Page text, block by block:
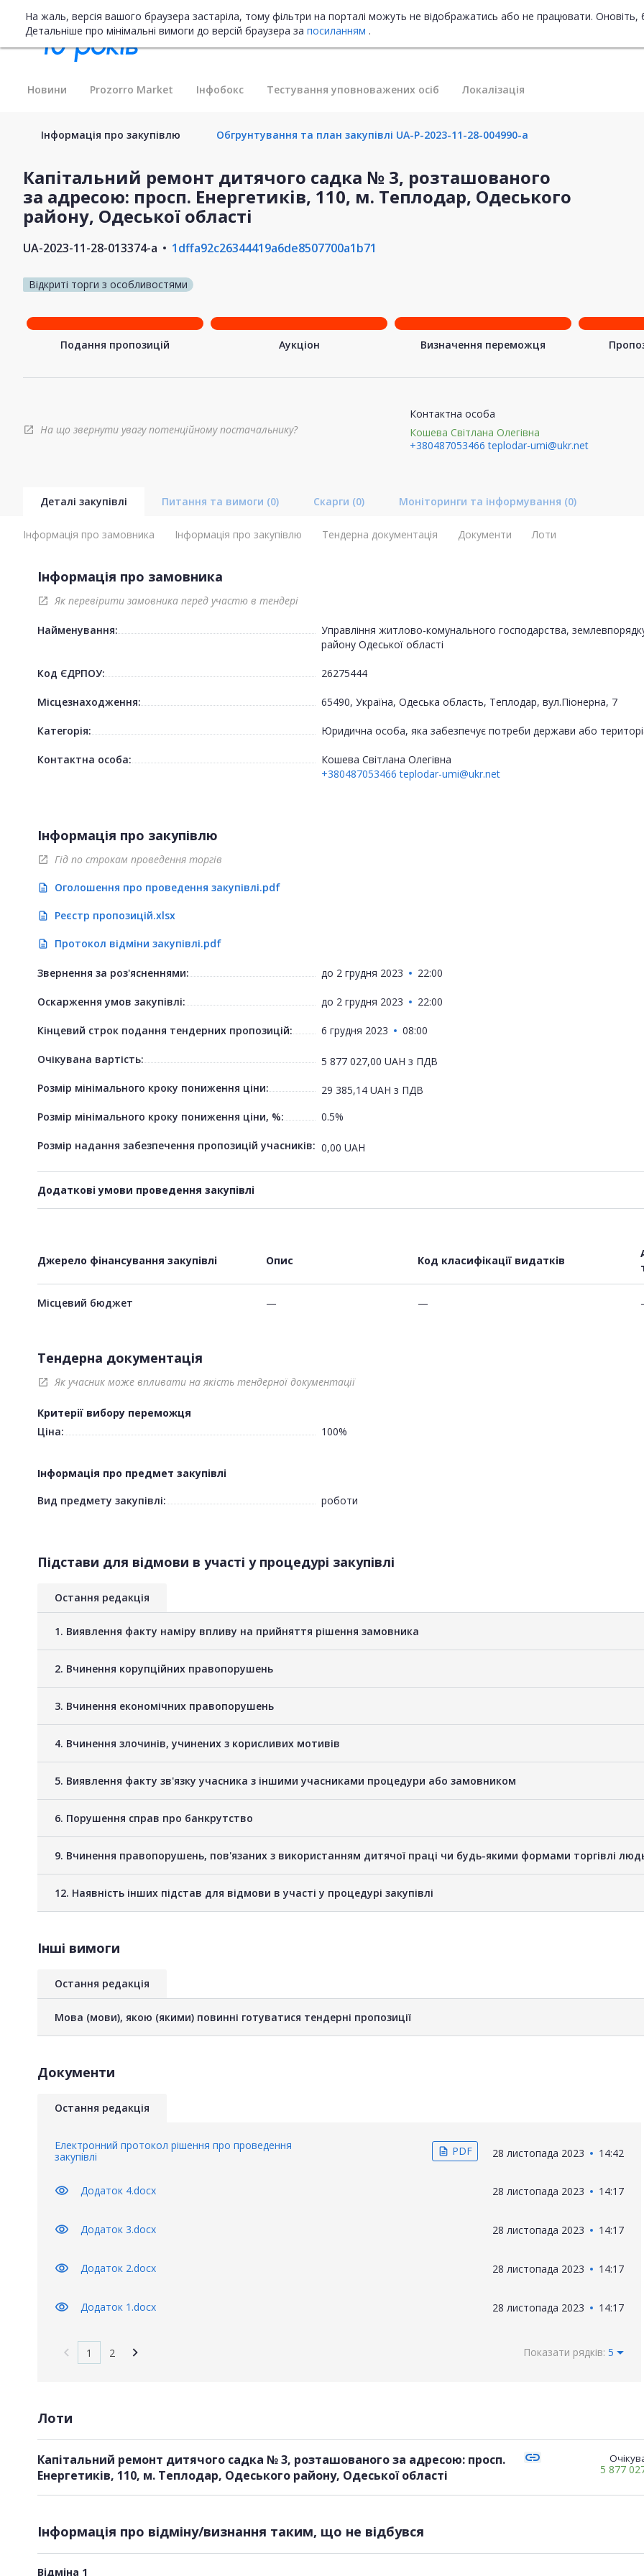
На жаль, версія вашого браузера застаріла, тому фільтри на порталі можуть не відображатись або не працювати.
Детальніше про мінімальні вимоги до версій браузера за посиланням .
Новини Prozorro Market Інфобокс Тестування уповноважених осіб Локалізація
Інформація про закупівлю Обгрунтування та план закупівлі UA-P-2023-11-28-004990-a
Капітальний ремонт дитячого садка № 3, розташованого
за адресою: просп. Енергетиків, 110, м. Теплодар, Одеського
району, Одеської області
UA-2023-11-28-013374-a 1dffa92c26344419a6de8507700a1b71
Відкриті торги з особливостями
Подання пропозицій Аукціон Визначення переможця
open_in_new На що звернути увагу потенційному постачальнику?
Контактна особа
Кошева Світлана Олегівна
+380487053466 teplodar-umi@ukr.net
Деталі закупівлі Питання та вимоги (0) Скарги (0) Моніторинги та інформування (0)
Інформація про замовника Інформація про закупівлю Тендерна документація Документи Лоти
Інформація про замовника
open_in_new Як перевірити замовника перед участю в тендері
Найменування:
Управління житлово-комунального господарства,
району Одеської області
Код ЄДРПОУ: 26275444
Місцезнаходження: 65490, Україна, Одеська область, Теплодар, вул.Піонерна, 7
Категорія: Юридична особа, яка забезпечує потреби держави або
Контактна особа:
Кошева Світлана Олегівна
+380487053466 teplodar-umi@ukr.net
Інформація про закупівлю
open_in_new Гід по строкам проведення торгів
description Оголошення про проведення закупівлі.pdf
description Реєстр пропозицій.xlsx
description Протокол відміни закупівлі.pdf
Звернення за роз'ясненнями: до 2 грудня 2023 22:00
Оскарження умов закупівлі: до 2 грудня 2023 22:00
Кінцевий строк подання тендерних пропозицій: 6 грудня 2023 08:00
Очікувана вартість: 5 877 027,00 UAH з ПДВ
Розмір мінімального кроку пониження ціни:
29 385,14 UAH з ПДВ
Розмір мінімального кроку пониження ціни, %:
0.5%
Розмір надання забезпечення пропозицій учасників: 0,00 UAH
Додаткові умови проведення закупівлі
Джерело фінансування закупівлі Опис Код класифікації видатків
Місцевий бюджет — —
Тендерна документація
open_in_new Як учасник може впливати на якість тендерної документації
Критерії вибору переможця
Ціна:
100%
Інформація про предмет закупівлі
Вид предмету закупівлі:
роботи
Підстави для відмови в участі у процедурі закупівлі
Остання редакція
1. Виявлення факту наміру впливу на прийняття рішення замовника
2. Вчинення корупційних правопорушень
3. Вчинення економічних правопорушень
4. Вчинення злочинів, учинених з корисливих мотивів
5. Виявлення факту зв'язку учасника з іншими учасниками процедури або замовником
6. Порушення справ про банкрутство
9. Вчинення правопорушень, пов'язаних з використанням дитячої праці чи будь-якими формами торгівлі
12. Наявність інших підстав для відмови в участі у процедурі закупівлі
Інші вимоги
Остання редакція
Мова (мови), якою (якими) повинні готуватися тендерні пропозиції
Документи
Остання редакція
Електронний протокол рішення про проведення
закупівлі
description PDF 28 листопада 2023 14:42
visibility Додаток 4.docx 28 листопада 2023 14:17
visibility Додаток 3.docx 28 листопада 2023 14:17
visibility Додаток 2.docx 28 листопада 2023 14:17
visibility Додаток 1.docx 28 листопада 2023 14:17
1 2 Показати рядків: 5
Лоти
Капітальний ремонт дитячого садка № 3, розташованого за адресою: просп.
Енергетиків, 110, м. Теплодар, Одеського району, Одеської області
link
5 877
Інформація про відміну/визнання таким, що не відбувся
Відміна 1